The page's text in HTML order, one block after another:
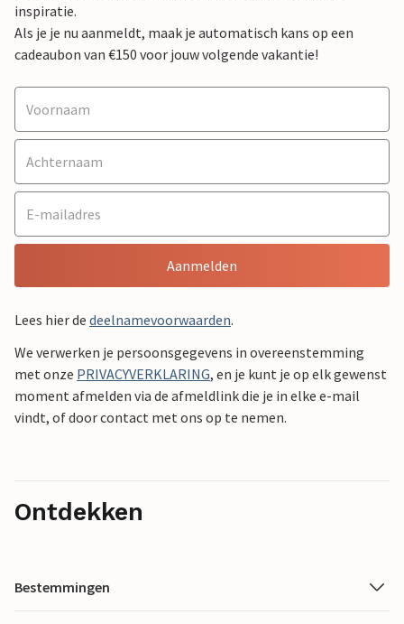
inspiratie.
Als je je nu aanmeldt, maak je automatisch kans op een
cadeaubon van €150 voor jouw volgende vakantie!
Aanmelden
Lees hier de deelnamevoorwaarden.
We verwerken je persoonsgegevens in overeenstemming
met onze PRIVACYVERKLARING, en je kunt je op elk gewenst
moment afmelden via de afmeldlink die je in elke e-mail
vindt, of door contact met ons op te nemen.
Ontdekken
Bestemmingen